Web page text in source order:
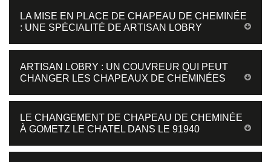
LA MISE EN PLACE DE CHAPEAU DE CHEMINÉE
: UNE SPÉCIALITÉ DE ARTISAN LOBRY
ARTISAN LOBRY : UN COUVREUR QUI PEUT
CHANGER LES CHAPEAUX DE CHEMINÉES
LE CHANGEMENT DE CHAPEAU DE CHEMINÉE
À GOMETZ LE CHATEL DANS LE 91940